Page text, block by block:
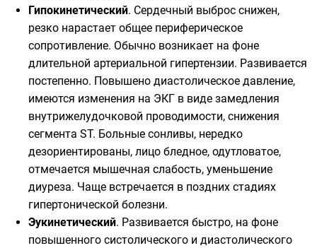
Гипокинетический. Сердечный выброс снижен,
резко нарастает общее периферическое
сопротивление. Обычно возникает на фоне
длительной артериальной гипертензии. Развивается
постепенно. Повышено диастолическое давление,
имеются изменения на ЭКГ в виде замедления
внутрижелудочковой проводимости, снижения
сегмента ST. Больные сонливы, нередко
дезориентированы, лицо бледное, одутловатое,
отмечается мышечная слабость, уменьшение
диуреза. Чаще встречается в поздних стадиях
гипертонической болезни.
Эукинетический. Развивается быстро, на фоне
повышенного систолического и диастолического